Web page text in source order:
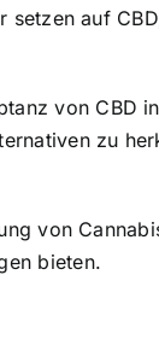
setzen auf
von CBD
zu
von
bieten.